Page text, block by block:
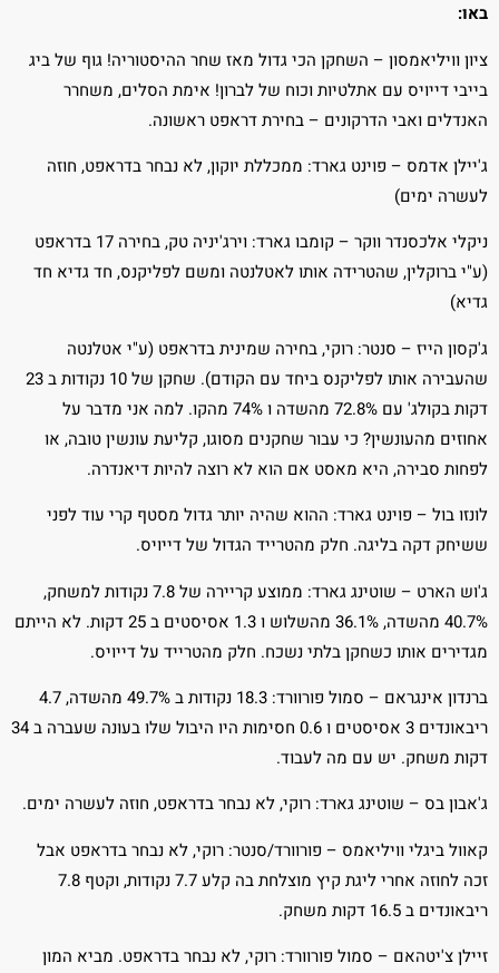
באו:
ציון וויליאמסון – השחקן הכי גדול מאז שחר ההיסטוריה! גוף של ביג
בייבי דייויס עם אתלטיות וכוח של לברון! אימת הסלים, משחרר
האנדלים ואבי הדרקונים – בחירת דראפט ראשונה.
ג'יילן אדמס – פוינט גארד: ממכללת יוקון, לא נבחר בדראפט, חוזה
לעשרה ימים)
ניקלי אלכסנדר ווקר – קומבו גארד: וירג'יניה טק, בחירה 17 בדראפט
(ע"י ברוקלין, שהטרידה אותו לאטלנטה ומשם לפליקנס, חד גדיא חד
גדיא)
ג'קסון הייז – סנטר: רוקי, בחירה שמינית בדראפט (ע"י אטלנטה
שהעבירה אותו לפליקנס ביחד עם הקודם). שחקן של 10 נקודות ב 23
דקות בקולג' עם 72.8% מהשדה ו 74% מהקו. למה אני מדבר על
אחוזים מהעונשין? כי עבור שחקנים מסוגו, קליעת עונשין טובה, או
לפחות סבירה, היא מאסט אם הוא לא רוצה להיות דיאנדרה.
לונזו בול – פוינט גארד: ההוא שהיה יותר גדול מסטף קרי עוד לפני
ששיחק דקה בליגה. חלק מהטרייד הגדול של דייויס.
ג'וש הארט – שוטינג גארד: ממוצע קריירה של 7.8 נקודות למשחק,
40.7% מהשדה, 36.1% מהשלוש ו 1.3 אסיסטים ב 25 דקות. לא הייתם
מגדירים אותו כשחקן בלתי נשכח. חלק מהטרייד על דייויס.
ברנדון אינגראם – סמול פורוורד: 18.3 נקודות ב 49.7% מהשדה, 4.7
ריבאונדים 3 אסיסטים ו 0.6 חסימות היו היבול שלו בעונה שעברה ב 34
דקות משחק. יש עם מה לעבוד.
ג'אבון בס – שוטינג גארד: רוקי, לא נבחר בדראפט, חוזה לעשרה ימים.
קאוול ביגלי וויליאמס – פורוורד/סנטר: רוקי, לא נבחר בדראפט אבל
זכה לחוזה אחרי ליגת קיץ מוצלחת בה קלע 7.7 נקודות, וקטף 7.8
ריבאונדים ב 16.5 דקות משחק.
זיילן צ'יטהאם – סמול פורוורד: רוקי, לא נבחר בדראפט. מביא המון